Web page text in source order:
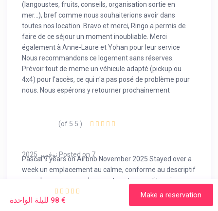
(langoustes, fruits, conseils, organisation sortie en
mer...), bref comme nous souhaiterions avoir dans
toutes nos location. Bravo et merci, Ringo a permis de
faire de ce séjour un moment inoubliable. Merci
également à Anne-Laure et Yohan pour leur service
Nous recommandons ce logement sans réserves.
Prévoir tout de meme un véhicule adapté (pickup ou
4x4) pour l'accès, ce qui n'a pas posé de problème pour
nous. Nous espérons y retourner prochainement
Posted on 7 نوفمبر 2025
( 5 of 5)
Pascal 9 years on Airbnb November 2025 Stayed over a
week un emplacement au calme, conforme au descriptif
avec des personnes charmantes et aux petits soins,
Ringo et Mallore. Un cuisinier fabuleux, plein de bons
conseils. Bref je recommande
€ 98 لليلة الواحدة
Make a reservation